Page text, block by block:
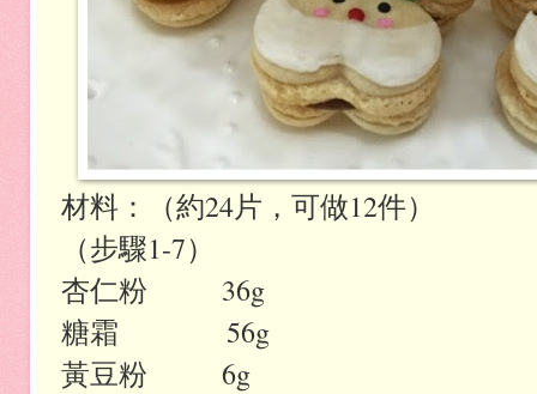
材料：（約24片，可做12件）
（步驟1-7）
杏仁粉 36g
糖霜 56g
黃豆粉 6g